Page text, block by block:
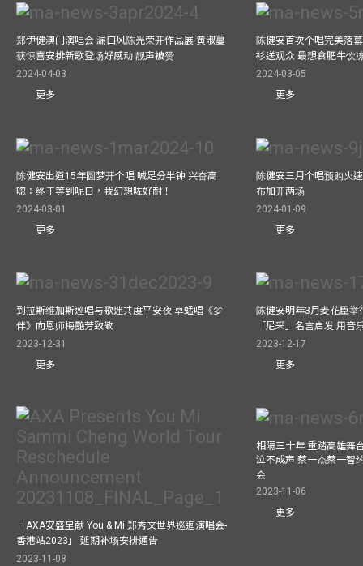
郑伊健澳门演唱会 漏口风陈光荣开作品展 黄淑蔓
获惊喜安排新歌登场好感动 靓声被赞
2024-04-03
更多
陈健安首次个唱完美落
衫送观众 最想食肥牛饮
2024-03-05
更多
陈健安出道15年圆梦开个唱 喊足分半钟 兴奋高
唿：终于等到呢日，我幻想咗好耐！
2024-03-01
更多
陈健安三月个唱预购火
布加开两场
2024-01-09
更多
到拉斯维加斯巡唱与歌迷共度平安夜 草蜢唱《梦
伴》向恩师梅艷芳致敬
2023-12-31
更多
陈健安明年3月麦花臣
「尼采」名言启发 用音
2023-12-17
更多
「AXA安盛呈献 You & Mi 郑秀文世界巡迴演唱会-
香港站2023」 延期补场安排通告
2023-11-08
相隔三十年 重踏高雄舞
泣不成声 蔡一杰蔡一智
会
2023-11-06
更多